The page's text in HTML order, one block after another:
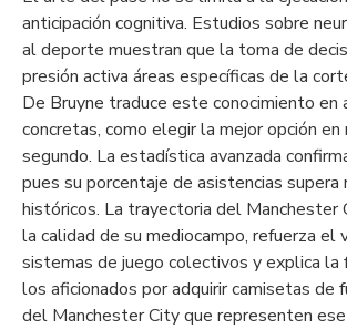
anticipación cognitiva. Estudios sobre
al deporte muestran que la toma de
presión activa áreas específicas de la
De Bruyne traduce este conocimiento en
concretas, como elegir la mejor opción en
segundo. La estadística avanzada
pues su porcentaje de asistencias supera
históricos. La trayectoria del Manchester
la calidad de su mediocampo, refuerza el
sistemas de juego colectivos y explica la
los aficionados por adquirir camisetas de
del Manchester City que representen